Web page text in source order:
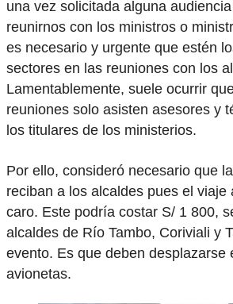
una vez solicitada alguna
reunirnos con los ministros o
es necesario y urgente que estén
sectores en las reuniones con los
Lamentablemente, suele ocurrir
reuniones solo asisten asesores y
los titulares de los ministerios.
Por ello, consideró necesario que
reciban a los alcaldes pues el viaje
caro. Este podría costar S/ 1 800,
alcaldes de Río Tambo, Coriviali y
evento. Es que deben desplazarse
avionetas.